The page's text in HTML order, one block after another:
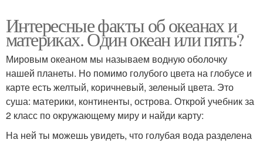
Интересные факты об океанах и
материках. Один океан или пять?
Мировым океаном мы называем водную оболочку
нашей планеты. Но помимо голубого цвета на глобусе и
карте есть желтый, коричневый, зеленый цвета. Это
суша: материки, континенты, острова. Открой учебник за
2 класс по окружающему миру и найди карту:
На ней ты можешь увидеть, что голубая вода разделена